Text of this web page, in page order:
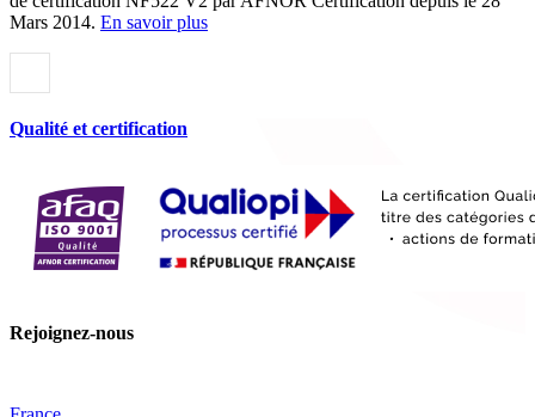
Mars 2014. En savoir plus
Qualité et certification
Rejoignez-nous